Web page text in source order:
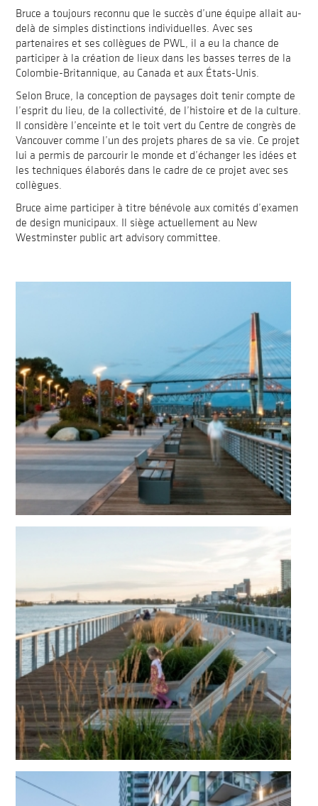
Bruce a toujours reconnu que le succès d’une équipe allait au-
delà de simples distinctions individuelles. Avec ses
partenaires et ses collègues de PWL, il a eu la chance de
participer à la création de lieux dans les basses terres de la
Colombie-Britannique, au Canada et aux États-Unis.
Selon Bruce, la conception de paysages doit tenir compte de
l’esprit du lieu, de la collectivité, de l’histoire et de la culture.
Il considère l’enceinte et le toit vert du Centre de congrès de
Vancouver comme l’un des projets phares de sa vie. Ce projet
lui a permis de parcourir le monde et d’échanger les idées et
les techniques élaborés dans le cadre de ce projet avec ses
collègues.
Bruce aime participer à titre bénévole aux comités d’examen
de design municipaux. Il siège actuellement au New
Westminster public art advisory committee.